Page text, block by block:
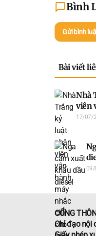
Bình
Gửi bình
Bài viết
Nhà
viên
chữ
17/07/
09/
CỔNG
Chỉ đạo nội